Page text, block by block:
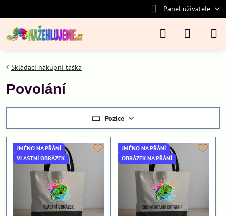
Panel uživatele
Skládací nákupní taška
Povolání
Pozice
JMÉNO NA PŘÁNÍ
VLASTNÍ OBRÁZEK
JMÉNO NA PŘÁNÍ
OBRÁZEK NA PŘÁNÍ